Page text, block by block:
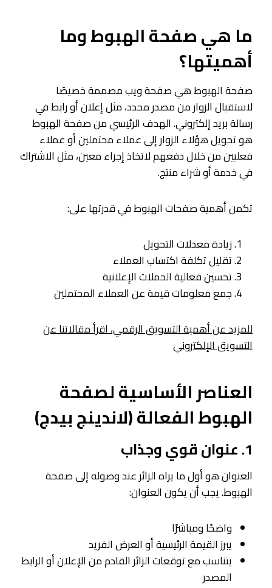
ما هي صفحة الهبوط وما
أهميتها؟
صفحة الهبوط هي صفحة ويب مصممة خصيصًا
لاستقبال الزوار من مصدر محدد، مثل إعلان أو رابط في
رسالة بريد إلكتروني. الهدف الرئيسي من صفحة الهبوط
هو تحويل هؤلاء الزوار إلى عملاء محتملين أو عملاء
فعليين من خلال دفعهم لاتخاذ إجراء معين، مثل الاشتراك
في خدمة أو شراء منتج.
تكمن أهمية صفحات الهبوط في قدرتها على:
زيادة معدلات التحويل
تقليل تكلفة اكتساب العملاء
تحسين فعالية الحملات الإعلانية
جمع معلومات قيمة عن العملاء المحتملين
للمزيد عن أهمية التسويق الرقمي، اقرأ مقالاتنا عن
التسويق الإلكتروني
العناصر الأساسية لصفحة
الهبوط الفعالة(لاندينج بيدج​)
1. عنوان قوي وجذاب
العنوان هو أول ما يراه الزائر عند وصوله إلى صفحة
الهبوط. يجب أن يكون العنوان:
واضحًا ومباشرًا
يبرز القيمة الرئيسية أو العرض الفريد
يتناسب مع توقعات الزائر القادم من الإعلان أو الرابط
المصدر